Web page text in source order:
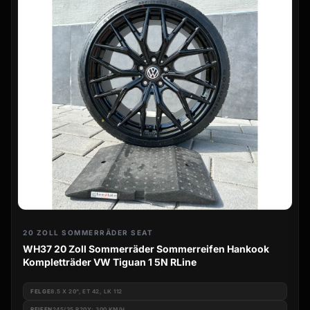
20 ZOLL SOMMERRÄDER SEAT
WH37 20 Zoll Sommerräder Sommerreifen Hankook
Kompletträder VW Tiguan 1 5N RLine
FELGE8.5 X 20", ET 42, LK 112